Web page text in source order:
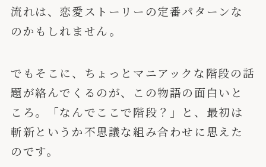
流れは、恋愛ストーリーの定番パターンな
のかもしれません。
でもそこに、ちょっとマニアックな階段の話
題が絡んでくるのが、この物語の面白いと
ころ。「なんでここで階段？」と、最初は
斬新というか不思議な組み合わせに思えた
のです。